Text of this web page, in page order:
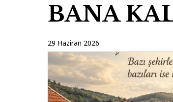
BANA
29 Haziran 2026